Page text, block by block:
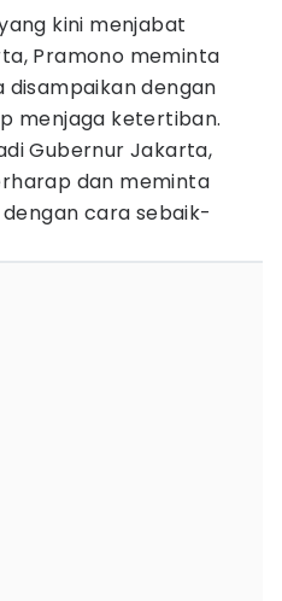
kini menjabat
Pramono meminta
disampaikan dengan
menjaga ketertiban.
Gubernur Jakarta,
dan meminta
cara sebaik-